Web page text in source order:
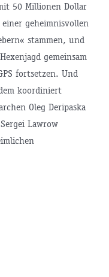
50 Millionen Dollar
geheimnisvollen
stammen, und
gemeinsam
fortsetzen. Und
koordiniert
Oleg Deripaska
Lawrow